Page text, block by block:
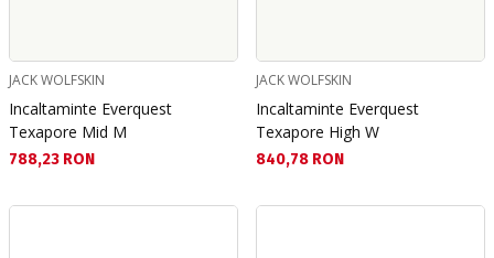
JACK WOLFSKIN
Incaltaminte Everquest
Texapore Mid M
Текуща цена:
788,23 RON
JACK WOLFSKIN
Incaltaminte Everquest
Texapore High W
Текуща цена:
840,78 RON